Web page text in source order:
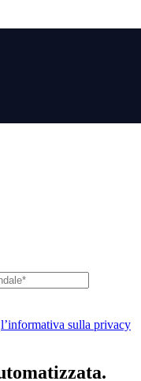
l’informativa sulla privacy